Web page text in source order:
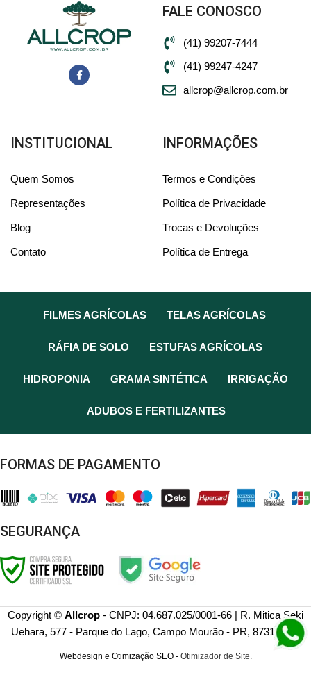
FALE CONOSCO
(41) 99207-7444
(41) 99247-4247
allcrop@allcrop.com.br
INSTITUCIONAL
Quem Somos
Representações
Blog
Contato
INFORMAÇÕES
Termos e Condições
Política de Privacidade
Trocas e Devoluções
Política de Entrega
FILMES AGRÍCOLAS TELAS AGRÍCOLAS
RÁFIA DE SOLO ESTUFAS AGRÍCOLAS
HIDROPONIA GRAMA SINTÉTICA IRRIGAÇÃO
ADUBOS E FERTILIZANTES
FORMAS DE PAGAMENTO
SEGURANÇA
Copyright © Allcrop - CNPJ: 04.687.025/0001-66 | R. Mitica Seki
Uehara, 577 - Parque do Lago, Campo Mourão - PR, 87313-178
Webdesign e Otimização SEO - Otimizador de Site